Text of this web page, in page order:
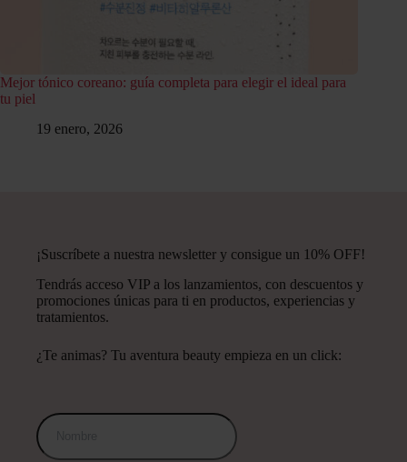
Mejor tónico coreano: guía completa para elegir el ideal para
tu piel
19 enero, 2026
¡Suscríbete a nuestra newsletter y consigue un 10% OFF!
Tendrás acceso VIP a los lanzamientos, con descuentos y
promociones únicas para ti en productos, experiencias y
tratamientos.
¿Te animas? Tu aventura beauty empieza en un click: